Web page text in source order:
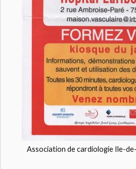
Association de cardiologie Ile-